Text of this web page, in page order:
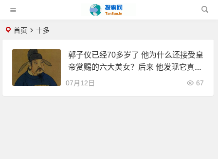
首页 十多
郭子仪已经70多岁了 他为什么还接受皇
帝赏赐的六大美女？后来 他发现它真的
很聪明
07月12日 67